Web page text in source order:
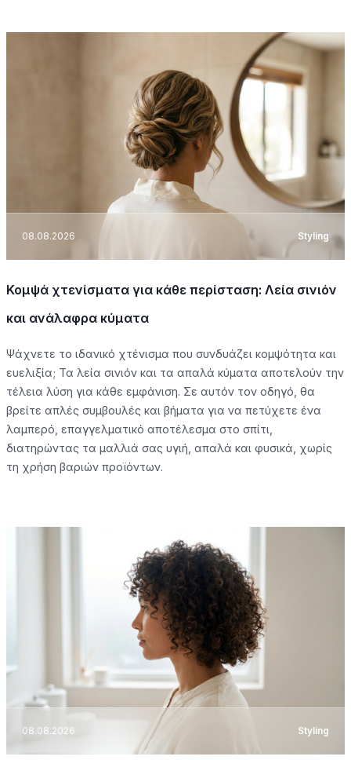
08.08.2026 Styling
Κομψά χτενίσματα για κάθε περίσταση: Λεία σινιόν
και ανάλαφρα κύματα
Ψάχνετε το ιδανικό χτένισμα που συνδυάζει κομψότητα και
ευελιξία; Τα λεία σινιόν και τα απαλά κύματα αποτελούν την
τέλεια λύση για κάθε εμφάνιση. Σε αυτόν τον οδηγό, θα
βρείτε απλές συμβουλές και βήματα για να πετύχετε ένα
λαμπερό, επαγγελματικό αποτέλεσμα στο σπίτι,
διατηρώντας τα μαλλιά σας υγιή, απαλά και φυσικά, χωρίς
τη χρήση βαριών προϊόντων.
08.08.2026 Styling